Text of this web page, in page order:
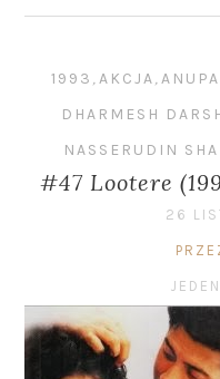
1993 ,AKCJA,
DHARMESH
NASSERUDIN
#47 Lootere
26